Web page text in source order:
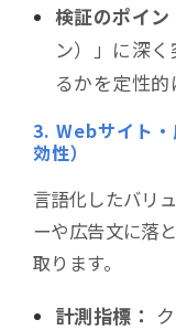
検証のポイン
ン）」に深
るかを定性的
3. Webサイト
効性）
言語化したバリ
ーや広告文に落
取ります。
計測指標：